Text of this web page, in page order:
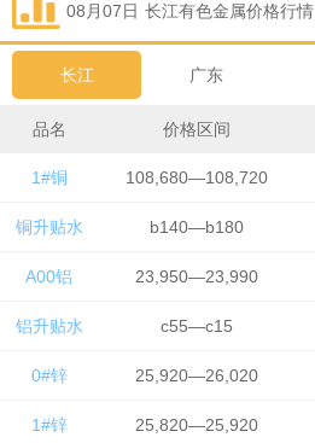
08月07日 长江有色金属价格行情
长江 广东
品名 价格区间
1#铜 108,680—108,720
铜升贴水 b140—b180
A00铝 23,950—23,990
铝升贴水 c55—c15
0#锌 25,920—26,020
1#锌 25,820—25,920